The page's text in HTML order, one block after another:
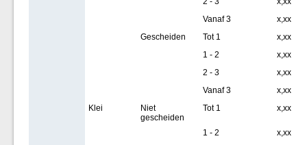
Vanaf 3
x,xx
Gescheiden
Tot 1
x,xx
1 - 2
x,xx
2 - 3
x,xx
Vanaf 3
x,xx
Klei
Niet
gescheiden
Tot 1 x,xx
1 - 2
x,xx